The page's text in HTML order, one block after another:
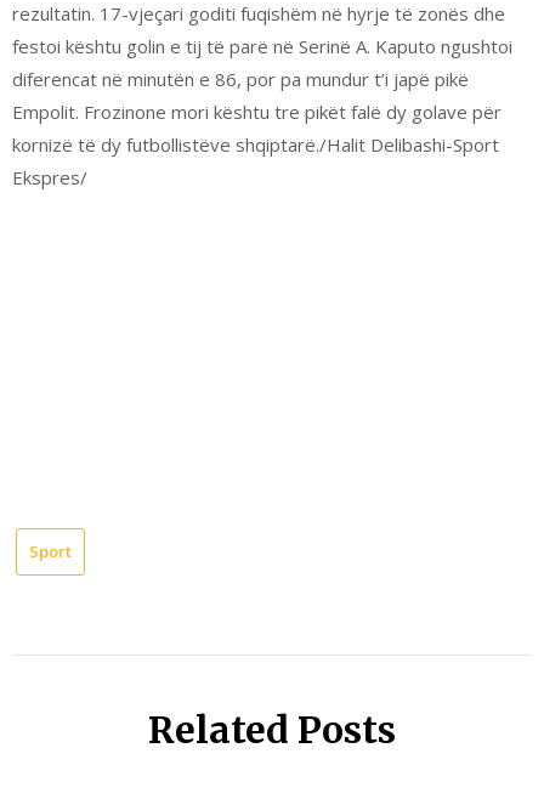
rezultatin. 17-vjeçari goditi fuqishëm në hyrje të zonës dhe
festoi kështu golin e tij të parë në Serinë A. Kaputo ngushtoi
diferencat në minutën e 86, por pa mundur t’i japë pikë
Empolit. Frozinone mori kështu tre pikët falë dy golave për
kornizë të dy futbollistëve shqiptarë./Halit Delibashi-Sport
Ekspres/
Sport
Related Posts